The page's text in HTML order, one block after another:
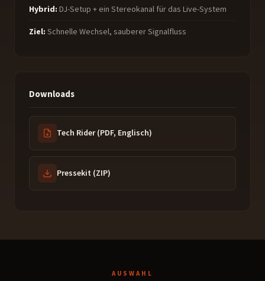
Hybrid: DJ-Setup + ein Stereokanal für das Live-System
Ziel: Schnelle Wechsel, sauberer Signalfluss
Downloads
Tech Rider (PDF, Englisch)
Pressekit (ZIP)
AUSWAHL